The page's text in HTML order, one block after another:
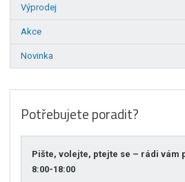
Výprodej
Akce
Novinka
Potřebujete poradit?
Pište, volejte, ptejte se – rádi vám
8:00-18:00